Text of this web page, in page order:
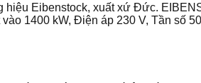
hiệu Eibenstock, xuất xứ Đức.
1400 kW, Điện áp 230 V, Tần